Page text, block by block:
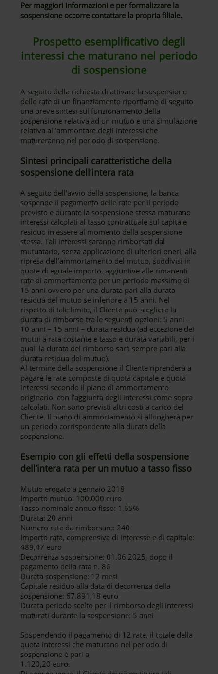
Per maggiori informazioni e per formalizzare la
sospensione occorre contattare la propria filiale.
Prospetto esemplificativo degli
interessi che maturano nel periodo
di sospensione
A seguito della richiesta di attivare la sospensione
delle rate di un finanziamento riportiamo di seguito
una breve sintesi sul funzionamento della
sospensione relativa ad un mutuo e una simulazione
relativa all’ammontare degli interessi che
matureranno nel periodo di sospensione.
Sintesi principali caratteristiche della
sospensione dell’intera rata
A seguito dell’avvio della sospensione, la banca
sospende il pagamento delle rate per il periodo
previsto e durante la sospensione stessa maturano
interessi calcolati al tasso contrattuale sul capitale
residuo in essere al momento della sospensione
stessa. Tali interessi saranno rimborsati dal
mutuatario, senza applicazione di ulteriori oneri, alla
ripresa dell’ammortamento del mutuo, suddivisi in
quote di eguale importo, aggiuntive alle rimanenti
rate di ammortamento per un periodo massimo di
15 anni ovvero per una durata pari alla durata
residua del mutuo se inferiore a 15 anni. Nel
rispetto di tale limite, il Cliente può scegliere la
durata di rimborso tra le seguenti opzioni: 5 anni –
10 anni – 15 anni – durata residua (ad eccezione dei
mutui a rata costante e tasso e durata variabili, per i
quali la durata del rimborso sarà sempre pari alla
durata residua del mutuo).
Al termine della sospensione il Cliente riprenderà a
pagare le rate composte di quota capitale e quota
interessi secondo il piano di ammortamento
originario, con l’aggiunta degli interessi come sopra
calcolati. Non sono previsti altri costi a carico del
Cliente. Il piano di ammortamento si allungherà per
un periodo corrispondente alla durata della
sospensione.
Esempio con gli effetti della sospensione
dell’intera rata per un mutuo a tasso fisso
Mutuo erogato a gennaio 2018
Importo mutuo: 100.000 euro
Tasso nominale annuo fisso: 1,65%
Durata: 20 anni
Numero rate da rimborsare: 240
Importo rata, comprensiva di interesse e di capitale:
489,47 euro
Decorrenza sospensione: 01.06.2025, dopo il
pagamento della rata n. 86
Durata sospensione: 12 mesi
Capitale residuo alla data di decorrenza della
sospensione: 67.891,18 euro
Durata periodo scelto per il rimborso degli interessi
maturati durante la sospensione: 5 anni
Sospendendo il pagamento di 12 rate, il totale della
quota interessi che maturano nel periodo di
sospensione è pari a
1.120,20 euro.